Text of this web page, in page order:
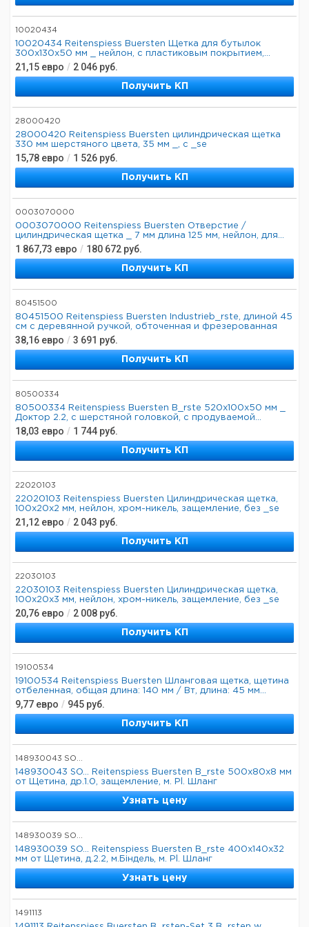
10020434
10020434 Reitenspiess Buersten Щетка для бутылок
300x130x50 мм _ нейлон, с пластиковым покрытием,...
21,15 евро / 2 046 руб.
Получить КП
28000420
28000420 Reitenspiess Buersten цилиндрическая щетка
330 мм шерстяного цвета, 35 мм _, с _se
15,78 евро / 1 526 руб.
Получить КП
0003070000
0003070000 Reitenspiess Buersten Отверстие /
цилиндрическая щетка _ 7 мм длина 125 мм, нейлон, для...
1 867,73 евро / 180 672 руб.
Получить КП
80451500
80451500 Reitenspiess Buersten Industrieb_rste, длиной 45
см с деревянной ручкой, обточенная и фрезерованная
38,16 евро / 3 691 руб.
Получить КП
80500334
80500334 Reitenspiess Buersten B_rste 520x100x50 мм _
Доктор 2.2, с шерстяной головкой, с продуваемой...
18,03 евро / 1 744 руб.
Получить КП
22020103
22020103 Reitenspiess Buersten Цилиндрическая щетка,
100x20x2 мм, нейлон, хром-никель, защемление, без _se
21,12 евро / 2 043 руб.
Получить КП
22030103
22030103 Reitenspiess Buersten Цилиндрическая щетка,
100x20x3 мм, нейлон, хром-никель, защемление, без _se
20,76 евро / 2 008 руб.
Получить КП
19100534
19100534 Reitenspiess Buersten Шланговая щетка, щетина
отбеленная, общая длина: 140 мм / Вт, длина: 45 мм...
9,77 евро / 945 руб.
Получить КП
148930043 SO...
148930043 SO... Reitenspiess Buersten B_rste 500x80x8 мм
от Щетина, др.1.0, защемление, м. Pl. Шланг
Узнать цену
148930039 SO...
148930039 SO... Reitenspiess Buersten B_rste 400x140x32
мм от Щетина, д.2.2, м.Біндель, м. Pl. Шланг
Узнать цену
1491113